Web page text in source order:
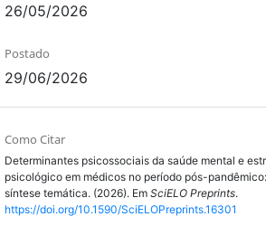
26/05/2026
Postado
29/06/2026
Como Citar
Determinantes psicossociais da saúde mental e
psicológico em médicos no período pós-
síntese temática. (2026). Em SciELO Preprints.
https://doi.org/10.1590/SciELOPreprints.16301